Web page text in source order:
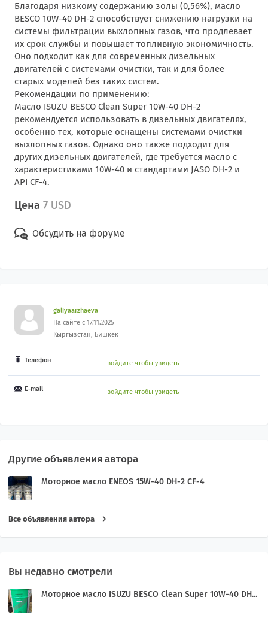
Благодаря низкому содержанию золы (0,56%), масло
BESCO 10W-40 DH-2 способствует снижению нагрузки на
системы фильтрации выхлопных газов, что продлевает
их срок службы и повышает топливную экономичность.
Оно подходит как для современных дизельных
двигателей с системами очистки, так и для более
старых моделей без таких систем.
Рекомендации по применению:
Масло ISUZU BESCO Clean Super 10W-40 DH-2
рекомендуется использовать в дизельных двигателях,
особенно тех, которые оснащены системами очистки
выхлопных газов. Однако оно также подходит для
других дизельных двигателей, где требуется масло с
характеристиками 10W-40 и стандартами JASO DH-2 и
API CF-4.
Цена 7 USD
Обсудить на форуме
galiyaarzhaeva
На сайте с 17.11.2025
Кыргызстан, Бишкек
Телефон войдите чтобы увидеть
E-mail войдите чтобы увидеть
Другие объявления автора
Моторное масло ENEOS 15W-40 DH-2 CF-4
Все объявления автора
Вы недавно смотрели
Моторное масло ISUZU BESCO Clean Super 10W-40 DH...